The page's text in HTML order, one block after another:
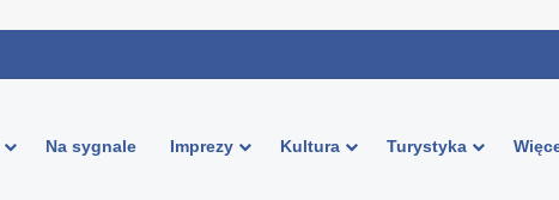
Na sygnale Imprezy Kultura Turystyka